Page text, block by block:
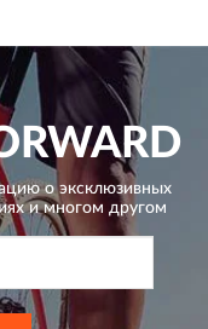
о эксклюзивных
и многом другом